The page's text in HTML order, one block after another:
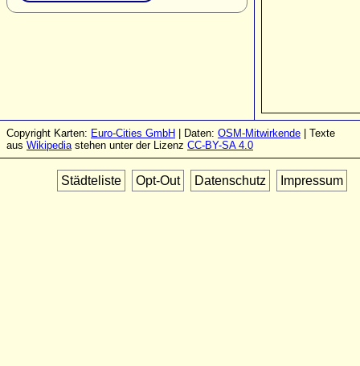
Copyright Karten: Euro-Cities GmbH | Daten: OSM-Mitwirkende | Texte
aus Wikipediastehen unter der Lizenz CC-BY-SA 4.0
Städteliste Opt-Out Datenschutz Impressum